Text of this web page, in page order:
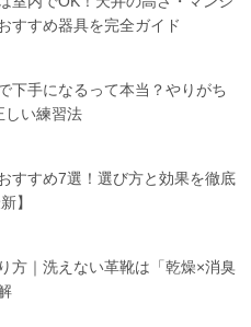
すすめ器具を完全ガイド
下手になるって本当？やりがち
しい練習法
すすめ7選！選び方と効果を徹底
】
方｜洗えない革靴は「乾燥×消臭